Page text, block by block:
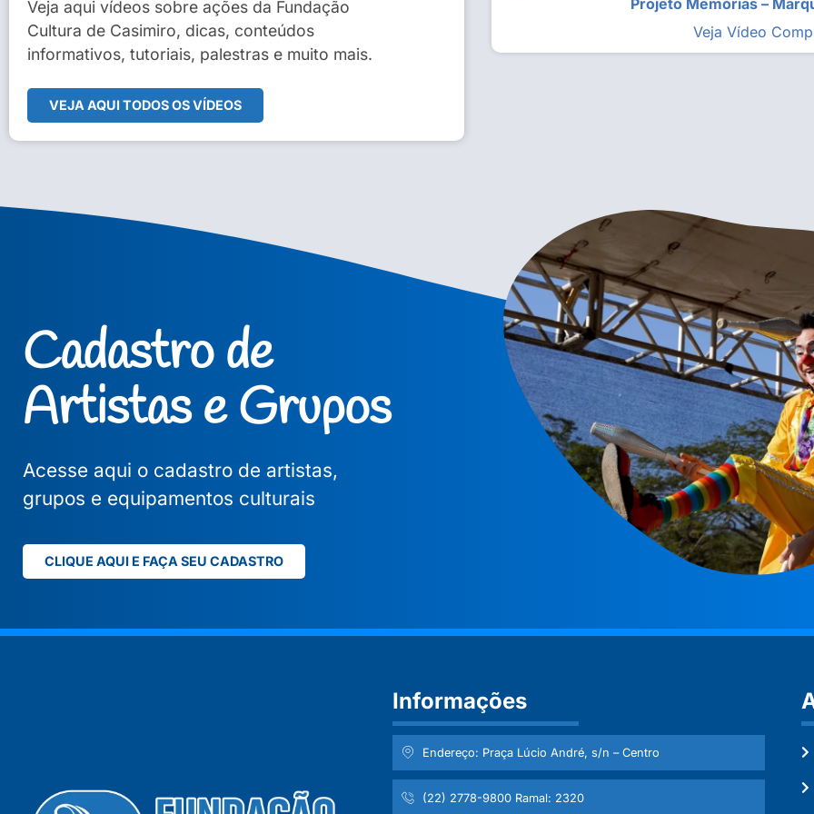
Veja aqui vídeos sobre ações da Fundação
Cultura de Casimiro, dicas, conteúdos
informativos, tutoriais, palestras e muito mais.
VEJA AQUI TODOS OS VÍDEOS
Sidney Macedo de Oliveira
Veja Vídeo Completo
Projeto Memórias –
Veja Vídeo
Cadastro de
Artistas e Grupos
Acesse aqui o cadastro de artistas,
grupos e equipamentos culturais
CLIQUE AQUI E FAÇA SEU CADASTRO
Informações
Endereço: Praça Lúcio André, s/n – Centro
(22) 2778-9800 Ramal: 2320